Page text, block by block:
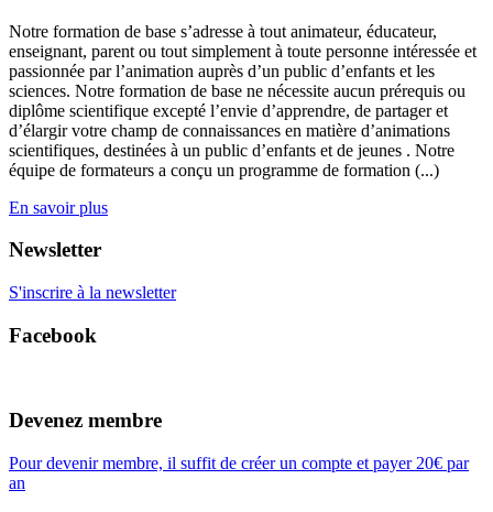
Notre formation de base s’adresse à tout animateur, éducateur,
enseignant, parent ou tout simplement à toute personne intéressée et
passionnée par l’animation auprès d’un public d’enfants et les
sciences. Notre formation de base ne nécessite aucun prérequis ou
diplôme scientifique excepté l’envie d’apprendre, de partager et
d’élargir votre champ de connaissances en matière d’animations
scientifiques, destinées à un public d’enfants et de jeunes . Notre
équipe de formateurs a conçu un programme de formation (...)
En savoir plus
Newsletter
S'inscrire à la newsletter
Facebook
Devenez membre
Pour devenir membre, il suffit de créer un compte et payer 20€ par
an